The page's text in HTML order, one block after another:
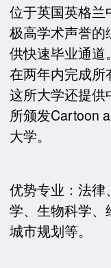
位于英国英格
极高学术声誉的
供快速毕业通道
在两年内完成所
这所大学还提供
所颁发Cartoon
大学。
优势专业：法
学、生物科学、
城市规划等。